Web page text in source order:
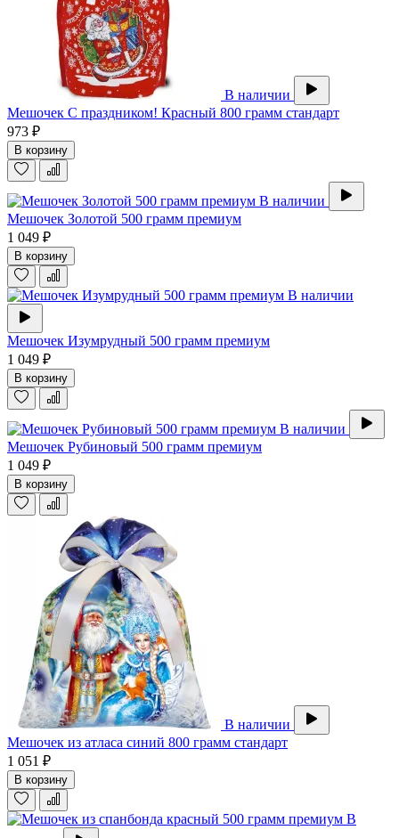
В наличии
Мешочек С праздником! Красный 800 грамм стандарт
973 ₽
В корзину
В наличии
Мешочек Золотой 500 грамм премиум
1 049 ₽
В корзину
В наличии
Мешочек Изумрудный 500 грамм премиум
1 049 ₽
В корзину
В наличии
Мешочек Рубиновый 500 грамм премиум
1 049 ₽
В корзину
В наличии
Мешочек из атласа синий 800 грамм стандарт
1 051 ₽
В корзину
В